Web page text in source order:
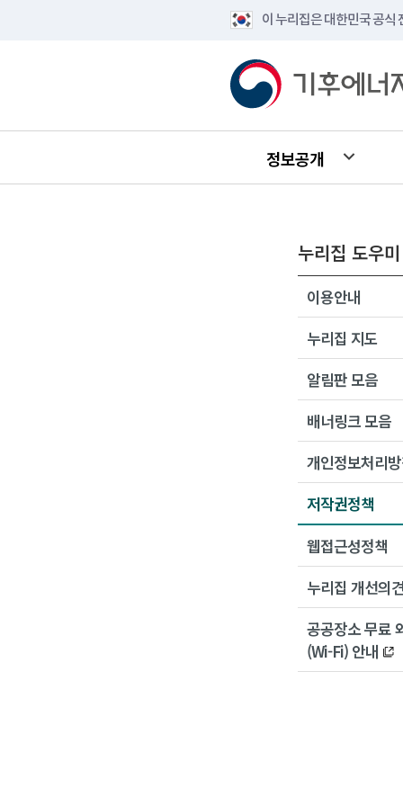
이 누리집은 대한민국 공식
정보공개
누리집 도우미
이용안내
누리집 지도
알림판 모음
배너링크 모음
개인정보처리
저작권정책
웹접근성정책
누리집 개선의
공공장소 무료
(Wi-Fi) 안내